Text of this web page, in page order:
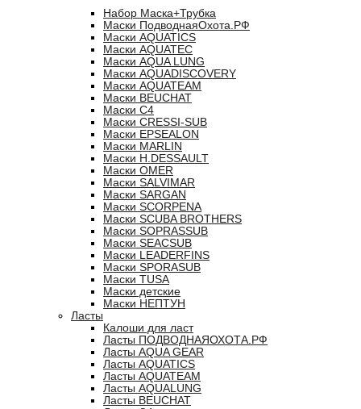
Набор Маска+Трубка
Маски ПодводнаяОхота.РФ
Маски AQUATICS
Маски AQUATEC
Маски AQUA LUNG
Маски AQUADISCOVERY
Маски AQUATEAM
Маски BEUCHAT
Маски C4
Маски CRESSI-SUB
Маски EPSEALON
Маски MARLIN
Маски H.DESSAULT
Маски OMER
Маски SALVIMAR
Маски SARGAN
Маски SCORPENA
Маски SCUBA BROTHERS
Маски SOPRASSUB
Маски SEACSUB
Маски LEADERFINS
Маски SPORASUB
Маски TUSA
Маски детские
Маски НЕПТУН
Ласты
Калоши для ласт
Ласты ПОДВОДНАЯОХОТА.РФ
Ласты AQUA GEAR
Ласты AQUATICS
Ласты AQUATEAM
Ласты AQUALUNG
Ласты BEUCHAT